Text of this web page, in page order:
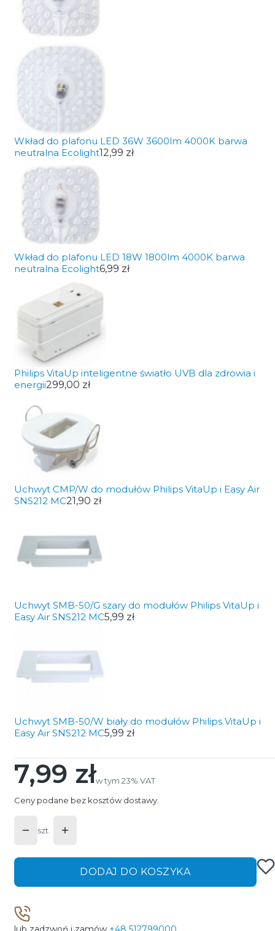
Wkład do plafonu LED 36W 3600lm 4000K barwa
neutralna Ecolight12,99 zł
Wkład do plafonu LED 18W 1800lm 4000K barwa
neutralna Ecolight6,99 zł
Philips VitaUp inteligentne światło UVB dla zdrowia i
energii299,00 zł
Uchwyt CMP/W do modułów Philips VitaUp i Easy Air
SNS212 MC21,90 zł
Uchwyt SMB-50/G szary do modułów Philips VitaUp i
Easy Air SNS212 MC5,99 zł
Uchwyt SMB-50/W biały do modułów Philips VitaUp i
Easy Air SNS212 MC5,99 zł
Cena
7,99 złw tym 23% VAT
w tym 23% VAT
Ceny podane bez kosztów dostawy.
szt.
DODAJ DO KOSZYKA